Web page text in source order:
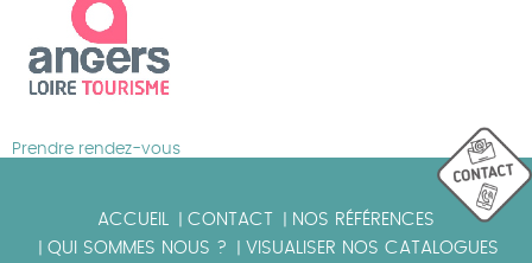
Prendre rendez-vous
ACCUEIL CONTACT NOS RÉFÉRENCES
QUI SOMMES NOUS ? VISUALISER NOS CATALOGUES